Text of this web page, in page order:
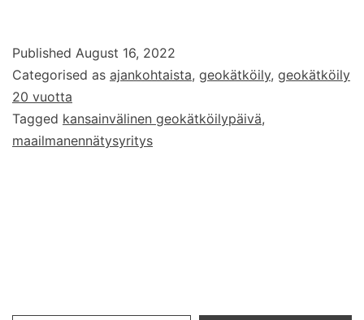
Published August 16, 2022
Categorised as ajankohtaista, geokätköily, geokätköily
20 vuotta
Tagged kansainvälinen geokätköilypäivä,
maailmanennätysyritys
Type your email…